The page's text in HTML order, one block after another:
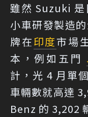
雖然 Suzuki 是
小車研發製造
牌在印度市場
本，例如五門
計，光 4 月單
車輛數就高達
Benz 的 3,202